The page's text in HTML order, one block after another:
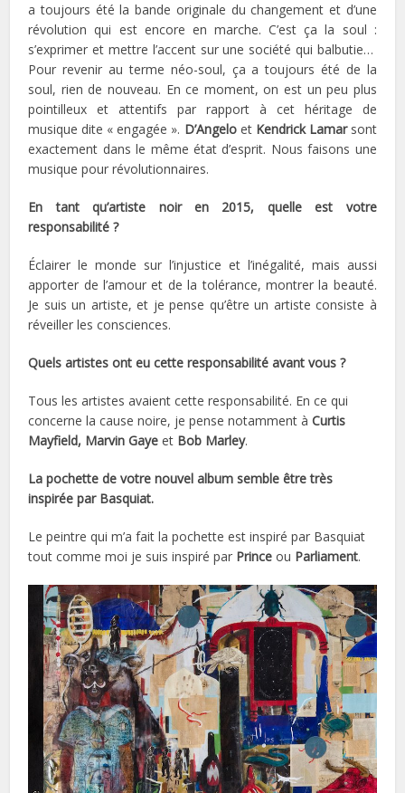
a toujours été la bande originale du changement et d’une
révolution qui est encore en marche. C’est ça la soul :
s’exprimer et mettre l’accent sur une société qui balbutie…
Pour revenir au terme néo-soul, ça a toujours été de la
soul, rien de nouveau. En ce moment, on est un peu plus
pointilleux et attentifs par rapport à cet héritage de
musique dite « engagée ». D’Angeloet Kendrick Lamarsont
exactement dans le même état d’esprit. Nous faisons une
musique pour révolutionnaires.
En tant qu’artiste noir en 2015, quelle est votre
responsabilité ?
Éclairer le monde sur l’injustice et l’inégalité, mais aussi
apporter de l’amour et de la tolérance, montrer la beauté.
Je suis un artiste, et je pense qu’être un artiste consiste à
réveiller les consciences.
Quels artistes ont eu cette responsabilité avant vous ?
Tous les artistes avaient cette responsabilité. En ce qui
concerne la cause noire, je pense notamment àCurtis
Mayfield, Marvin Gaye et Bob Marley.
La pochette de votre nouvel album semble être très
inspirée par Basquiat.
Le peintre qui m’a fait la pochette est inspiré par Basquiat
tout comme moi je suis inspiré par Prince ou Parliament.